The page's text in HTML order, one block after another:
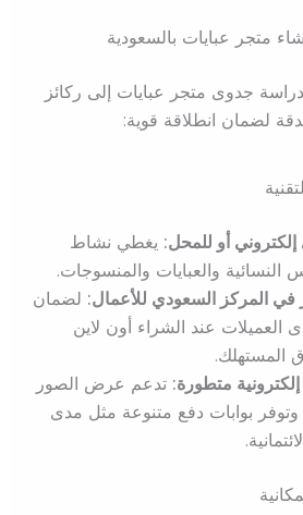
متجر عبايات بالسعودية
جدوى متجر عبايات إلى ركائز
لضمان انطلاقة قوية:
أو للمحل:يغطي نشاط
النسائية والعبايات والمنسوجات.
في المركز السعودي للأعمال:لضمان
العميلات عند الشراء أون لاين
المستهلك.
متطورة:تدعم عرض الصور
وتوفر بوابات دفع متنوعة مثل مدى